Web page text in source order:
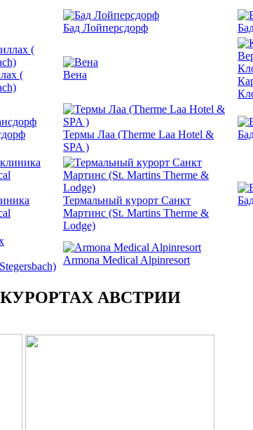
Бад Лойперсдорф
(
Вена
Термы Лаа (Therme Laa Hotel &
SPA )
Термальный курорт Санкт
Мартинс (St. Martins Therme &
Lodge)
Armona Medical Alpinresort
АВСТРИИ